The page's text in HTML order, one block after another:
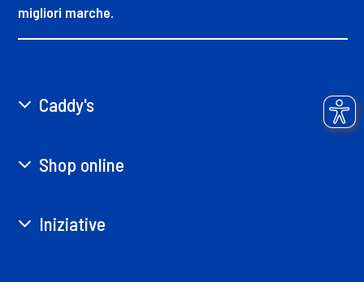
migliori marche.
Caddy's
Shop online
Iniziative